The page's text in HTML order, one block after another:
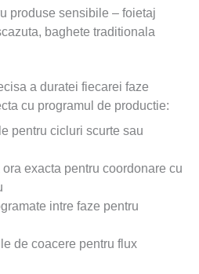
produse sensibile – foietaj
baghete traditionala
a duratei fiecarei faze
cu programul de productie:
pentru cicluri scurte sau
exacta pentru coordonare cu
intre faze pentru
de coacere pentru flux